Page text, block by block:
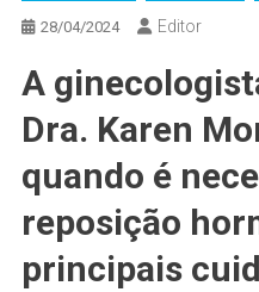
28/04/2024 Editor
A
Dra. Karen
quando é
reposição
principais